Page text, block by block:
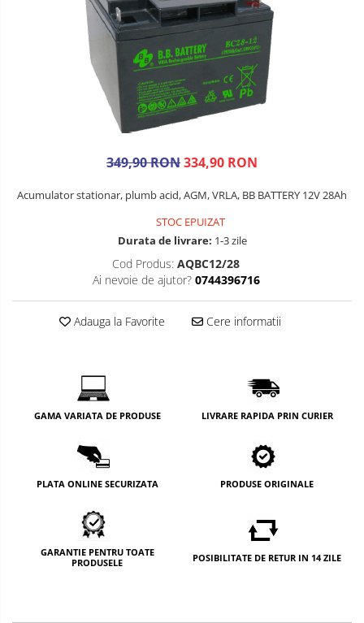
349,90 RON334,90 RON
Acumulator stationar, plumb acid, AGM, VRLA, BB BATTERY 12V 28Ah
STOC EPUIZAT
Durata de livrare: 1-3 zile
Cod Produs: AQBC12/28
Ai nevoie de ajutor? 0744396716
Adauga la Favorite Cere informatii
GAMA VARIATA DE PRODUSE LIVRARE RAPIDA PRIN CURIER
PLATA ONLINE SECURIZATA PRODUSE ORIGINALE
GARANTIE PENTRU TOATE
PRODUSELE
POSIBILITATE DE RETUR IN 14 ZILE